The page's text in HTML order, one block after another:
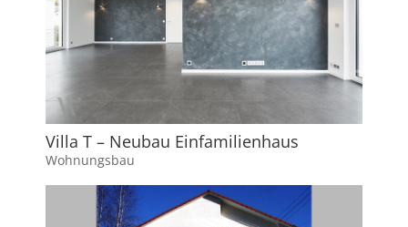
Villa T – Neubau Einfamilienhaus
Wohnungsbau